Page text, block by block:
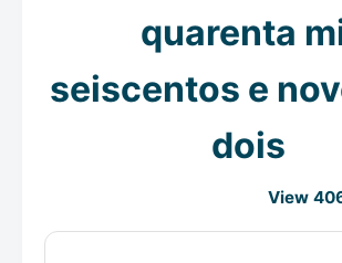
quarenta
seiscentos e
dois
View